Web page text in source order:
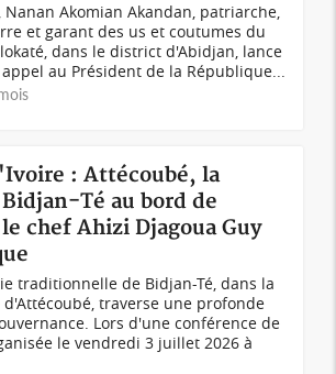
Nanan Akomian Akandan, patriarche,
et garant des us et coutumes du
dans le district d'Abidjan, lance
au Président de la République...
: Attécoubé, la
Té au bord de
chef Ahizi Djagoua Guy
traditionnelle de Bidjan-Té, dans la
traverse une profonde
Lors d'une conférence de
le vendredi 3 juillet 2026 à